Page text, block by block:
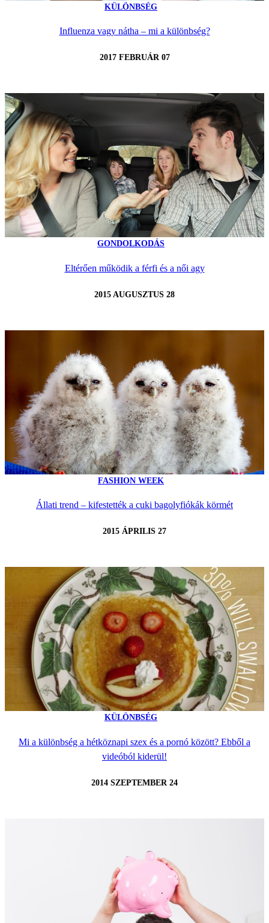
KÜLÖNBSÉG
Influenza vagy nátha – mi a különbség?
2017 FEBRUÁR 07
GONDOLKODÁS
Eltérően működik a férfi és a női agy
2015 AUGUSZTUS 28
FASHION WEEK
Állati trend – kifestették a cuki bagolyfiókák körmét
2015 ÁPRILIS 27
KÜLÖNBSÉG
Mi a különbség a hétköznapi szex és a pornó között? Ebből a
videóból kiderül!
2014 SZEPTEMBER 24